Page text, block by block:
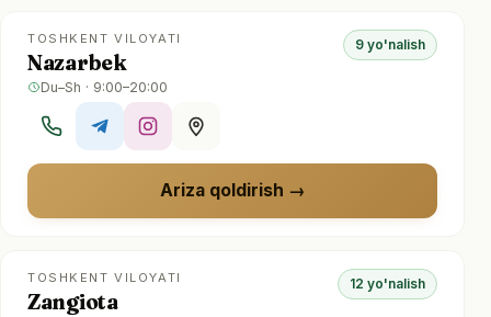
TOSHKENT VILOYATI
Nazarbek
9 yo'nalish
Du–Sh · 9:00–20:00
Ariza qoldirish
TOSHKENT VILOYATI
Zangiota
12 yo'nalish